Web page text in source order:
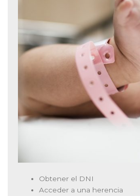
Obtener el DNI
Acceder a una herencia